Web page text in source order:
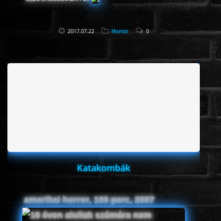
2017.07.22 Horror 0
Katakombák
amerikai horror, 100 perc, 2007